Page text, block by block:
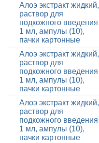
Алоэ экстракт жидкий,
раствор для
подкожного введения
1 мл, ампулы (10),
пачки картонные
Алоэ экстракт жидкий,
раствор для
подкожного введения
1 мл, ампулы (10),
пачки картонные
Алоэ экстракт жидкий,
раствор для
подкожного введения
1 мл, ампулы (10),
пачки картонные